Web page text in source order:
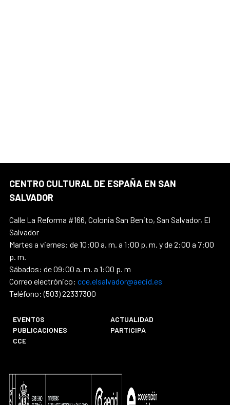
CENTRO CULTURAL DE ESPAÑA EN SAN
SALVADOR
Calle La Reforma #166, Colonia San Benito, San Salvador, El
Salvador
Martes a viernes: de 10:00 a. m. a 1:00 p. m. y de 2:00 a 7:00
p. m.
Sábados: de 09:00 a. m. a 1:00 p. m
Correo electrónico: cce.elsalvador@aecid.es
Teléfono: (503) 22337300
EVENTOS
ACTUALIDAD
PUBLICACIONES
PARTICIPA
CCE